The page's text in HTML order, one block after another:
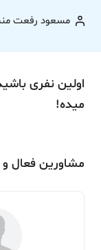
مسعود رفعت
اولین نفری
میده!
مشاورین فعال